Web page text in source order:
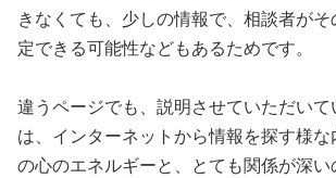
きなくても、少しの情報で、相談者が
定できる可能性などもあるためです。
違うページでも、説明させていただいて
は、インターネットから情報を探す様な
の心のエネルギーと、とても関係が深い